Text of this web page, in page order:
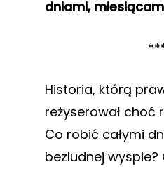
dniami,
Historia, którą
reżyserował choć
Co robić całymi
bezludnej wyspie?